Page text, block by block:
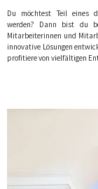
Du möchtest Teil eines
werden? Dann bist du
Mitarbeiterinnen und
innovative Lösungen
profitiere von vielfältigen